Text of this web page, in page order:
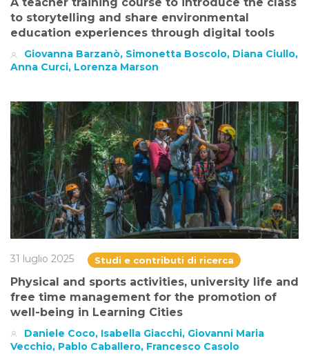
A teacher training course to introduce the class
to storytelling and share environmental
education experiences through digital tools
Giovanna Barzanò, Simonetta Boscolo, Diana Ciullo,
Anna Curci, Lorenza Marson
31 luglio 2025 Studi e contributi di ricerca
Physical and sports activities, university life and
free time management for the promotion of
well-being in Learning Cities
Daniele Coco, Isabella Giacchi, Giovanni Maria
Vecchio, Pablo Caballero, Francesco Casolo